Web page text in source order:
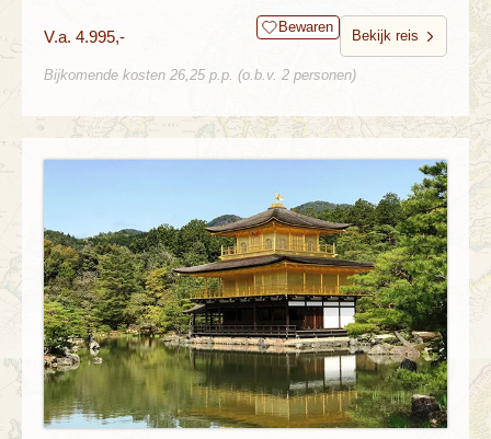
V.a. 4.995,- Bewaren
Bekijk reis
Bijkomende kosten 26,25 p.p. (o.b.v. 2 personen)